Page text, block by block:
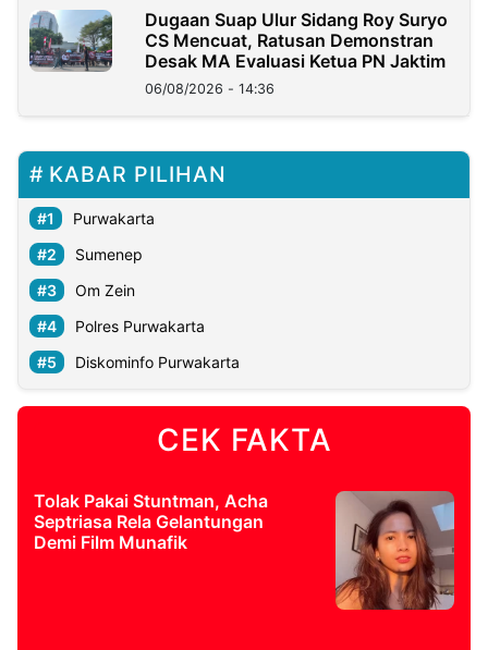
Dugaan Suap Ulur Sidang Roy Suryo
CS Mencuat, Ratusan Demonstran
Desak MA Evaluasi Ketua PN Jaktim
06/08/2026 - 14:36
KABAR PILIHAN
Purwakarta
Sumenep
Om Zein
Polres Purwakarta
Diskominfo Purwakarta
CEK FAKTA
Tolak Pakai Stuntman, Acha
Septriasa Rela Gelantungan
Demi Film Munafik